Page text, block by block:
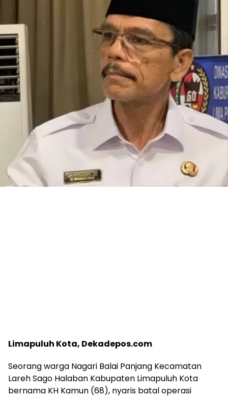
Limapuluh Kota, Dekadepos.com
Seorang warga Nagari Balai Panjang Kecamatan
Lareh Sago Halaban Kabupaten Limapuluh Kota
bernama KH Kamun (68), nyaris batal operasi